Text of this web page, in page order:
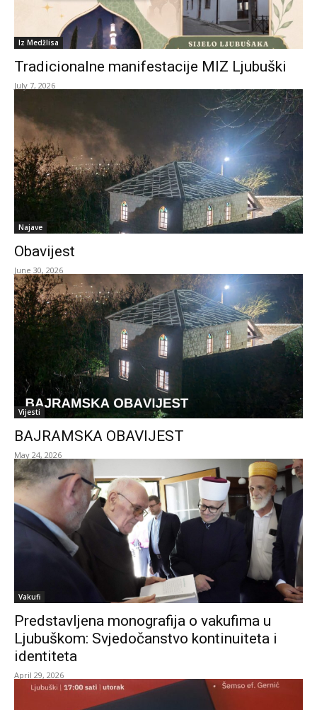
Iz Medžlisa
Tradicionalne manifestacije MIZ Ljubuški
July 7, 2026
Najave
Obavijest
June 30, 2026
Vijesti
BAJRAMSKA OBAVIJEST
May 24, 2026
Vakufi
Predstavljena monografija o vakufima u
Ljubuškom: Svjedočanstvo kontinuiteta i
identiteta
April 29, 2026